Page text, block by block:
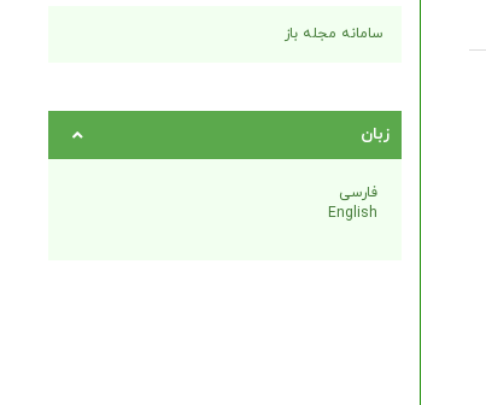
سامانه مجله باز
زبان
فارسی
English